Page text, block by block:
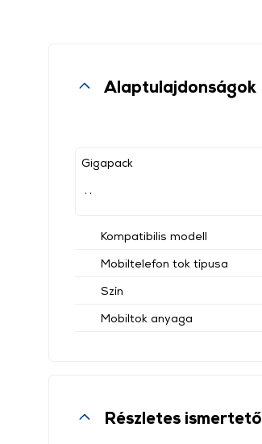
Alaptulajdonságok
Gigapack
Kompatibilis modell
Mobiltelefon tok típusa
Szín
Mobiltok anyaga
Részletes ismertető